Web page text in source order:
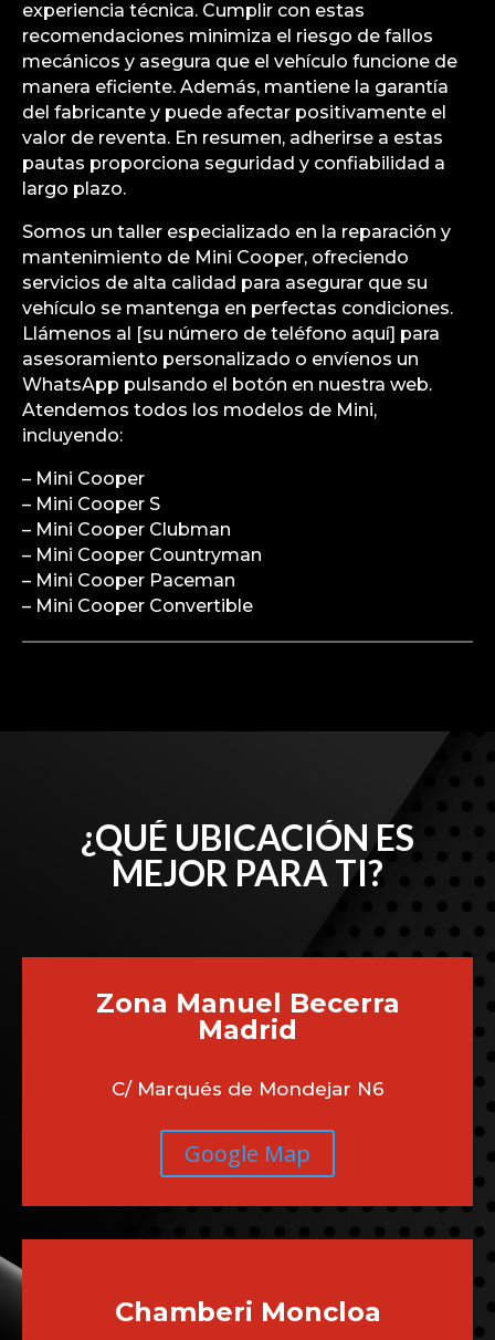
experiencia técnica. Cumplir con estas
recomendaciones minimiza el riesgo de fallos
mecánicos y asegura que el vehículo funcione de
manera eficiente. Además, mantiene la garantía
del fabricante y puede afectar positivamente el
valor de reventa. En resumen, adherirse a estas
pautas proporciona seguridad y confiabilidad a
largo plazo.
Somos un taller especializado en la reparación y
mantenimiento de Mini Cooper, ofreciendo
servicios de alta calidad para asegurar que su
vehículo se mantenga en perfectas condiciones.
Llámenos al [su número de teléfono aquí] para
asesoramiento personalizado o envíenos un
WhatsApp pulsando el botón en nuestra web.
Atendemos todos los modelos de Mini,
incluyendo:
– Mini Cooper
– Mini Cooper S
– Mini Cooper Clubman
– Mini Cooper Countryman
– Mini Cooper Paceman
– Mini Cooper Convertible
¿QUÉ UBICACIÓN ES
MEJOR PARA TI?
Zona Manuel Becerra
Madrid
C/ Marqués de Mondejar N6
Google Map
Chamberi Moncloa